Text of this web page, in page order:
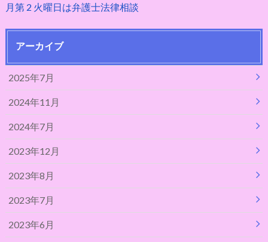
月第 2 火曜日は弁護士法律相談
アーカイブ
2025年7月
2024年11月
2024年7月
2023年12月
2023年8月
2023年7月
2023年6月